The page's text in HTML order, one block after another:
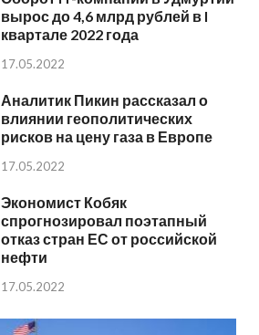
вырос до 4,6 млрд рублей в I
квартале 2022 года
17.05.2022
Аналитик Пикин рассказал о
влиянии геополитических
рисков на цену газа в Европе
17.05.2022
Экономист Кобяк
спрогнозировал поэтапный
отказ стран ЕС от российской
нефти
17.05.2022